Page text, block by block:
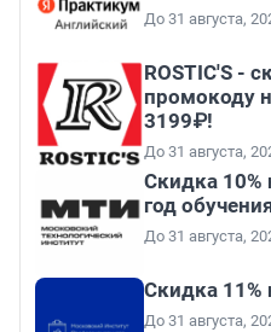
До 31 августа,
ROSTIC'S -
промокоду
3199₽!
До 31 августа,
Скидка
год
До 31 августа,
Скидка 11%
До 31 августа,